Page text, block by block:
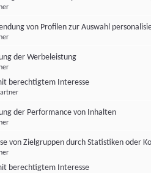
von Profilen zur Auswahl
der Werbeleistung
berechtigtem Interesse
der Performance von Inhalten
von Zielgruppen durch Statistiken oder
berechtigtem Interesse